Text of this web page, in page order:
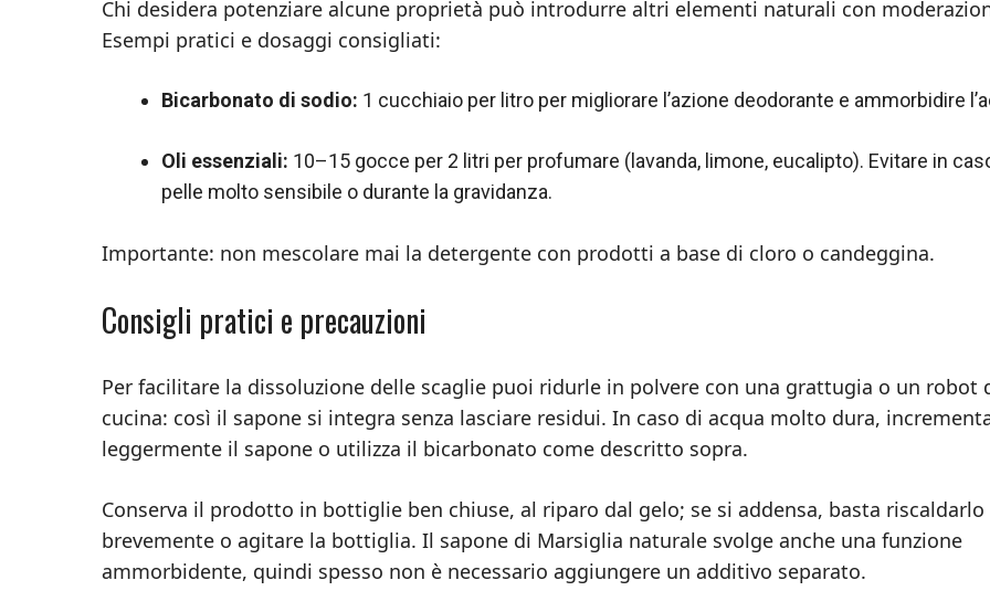
Chi desidera potenziare alcune proprietà può introdurre altri elementi naturali con
Esempi pratici e dosaggi consigliati:
Bicarbonato di sodio: 1 cucchiaio per litro per migliorare l’azione deodorante e ammorbidire
Oli essenziali: 10–15 gocce per 2 litri per profumare (lavanda, limone, eucalipto). Evitare in
pelle molto sensibile o durante la gravidanza.
Importante: non mescolare mai la detergente con prodotti a base di cloro o candeggina.
Consigli pratici e precauzioni
Per facilitare la dissoluzione delle scaglie puoi ridurle in polvere con una grattugia o un robot
cucina: così il sapone si integra senza lasciare residui. In caso di acqua molto dura,
leggermente il sapone o utilizza il bicarbonato come descritto sopra.
Conserva il prodotto in bottiglie ben chiuse, al riparo dal gelo; se si addensa, basta riscaldarlo
brevemente o agitare la bottiglia. Il sapone di Marsiglia naturale svolge anche una funzione
ammorbidente, quindi spesso non è necessario aggiungere un additivo separato.